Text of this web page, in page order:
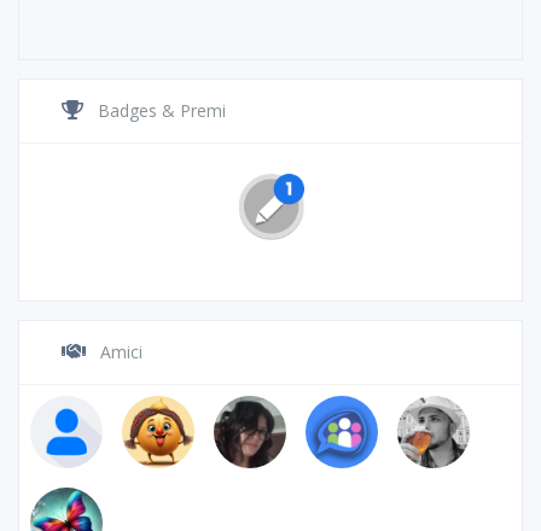
Badges & Premi
Amici